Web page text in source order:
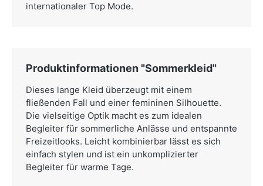
internationaler Top Mode.
Produktinformationen "Sommerkleid"
Dieses lange Kleid überzeugt mit einem
fließenden Fall und einer femininen Silhouette.
Die vielseitige Optik macht es zum idealen
Begleiter für sommerliche Anlässe und entspannte
Freizeitlooks. Leicht kombinierbar lässt es sich
einfach stylen und ist ein unkomplizierter
Begleiter für warme Tage.